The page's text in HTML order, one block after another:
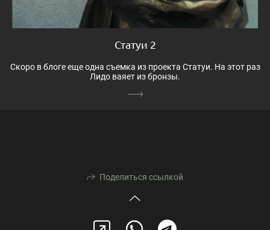
Статуи 2
Скоро в блоге еще одна съемка из проекта Статуи. На этот раз
Лидо ваяет из бронзы.
Поделиться ссылкой